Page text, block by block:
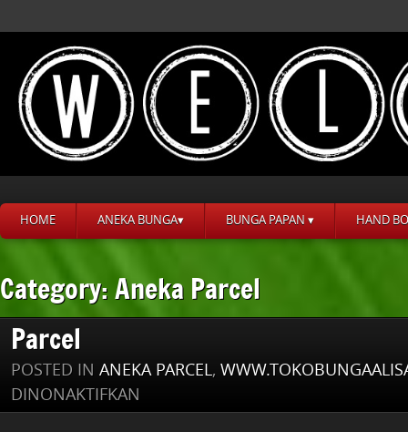
HOME ANEKA BUNGA▾ BUNGA PAPAN ▾ HAND
Category: Aneka Parcel
Parcel
POSTED IN ANEKA PARCEL,
DINONAKTIFKAN